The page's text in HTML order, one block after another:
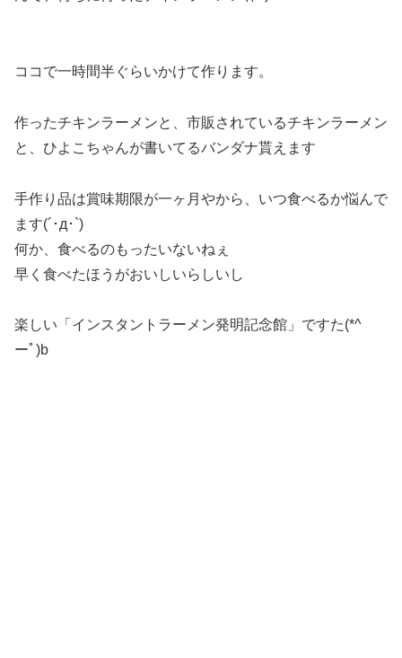
ココで一時間半ぐらいかけて作ります。
作ったチキンラーメンと、市販されているチキンラーメン
と、ひよこちゃんが書いてるバンダナ貰えます
手作り品は賞味期限が一ヶ月やから、いつ食べるか悩んで
ます(´･д･`)
何か、食べるのもったいないねぇ
早く食べたほうがおいしいらしいし
楽しい「インスタントラーメン発明記念館」ですた(*^
ーﾟ)b